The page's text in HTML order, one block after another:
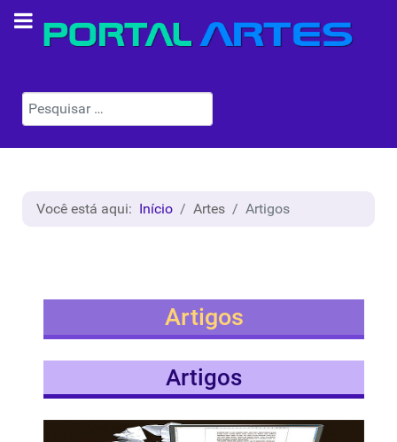
Pesquisar
Você está aqui: Início Artes Artigos
Artigos
Artigos